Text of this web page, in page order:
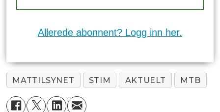
Allerede abonnent? Logg inn her.
MATTILSYNET STIM AKTUELT MTB